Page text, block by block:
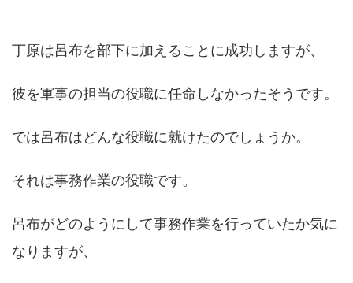
丁原は呂布を部下に加えることに成功しますが、
彼を軍事の担当の役職に任命しなかったそうです。
では呂布はどんな役職に就けたのでしょうか。
それは事務作業の役職です。
呂布がどのようにして事務作業を行っていたか気に
なりますが、